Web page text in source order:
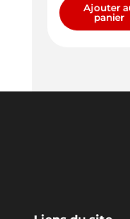
Ajouter
panier